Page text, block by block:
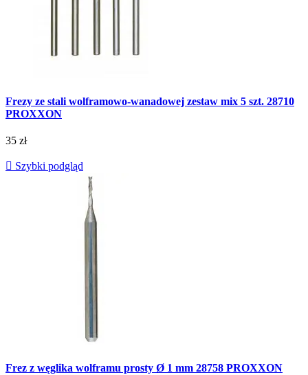
Frezy ze stali wolframowo-wanadowej zestaw mix 5 szt. 28710
PROXXON
35 zł
 Szybki podgląd
Frez z węglika wolframu prosty Ø 1 mm 28758 PROXXON